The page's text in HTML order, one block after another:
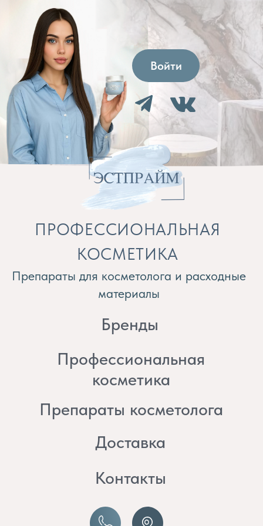
Препараты для косметолога и расходные
материалы
8 (982) 297 07 97
ПРОФЕССИОНАЛЬНАЯ
КОСМЕТИКА
Бренды
Профессиональная
Препараты косметолога
Доставка
8 (982) 277 07 97